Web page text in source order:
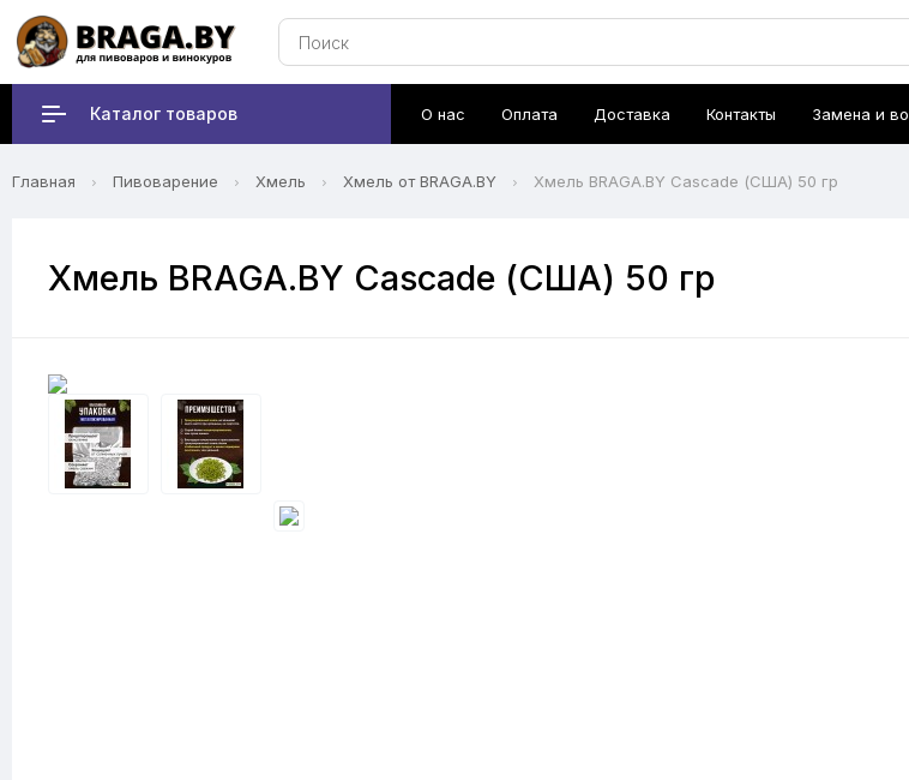
Каталог товаров О нас Оплата Доставка Контакты Замена и
Главная Пивоварение Хмель Хмель от BRAGA.BY Хмель BRAGA.BY Cascade (США) 50 гр
Хмель BRAGA.BY Cascade (США) 50 гр